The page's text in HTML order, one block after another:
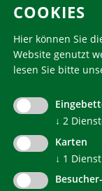
KlimaHaus ist
© 2022
COOKIES
Hier können Sie
Website genutzt
lesen Sie bitte
↓ 2
Karten
↓ 1 Dienst